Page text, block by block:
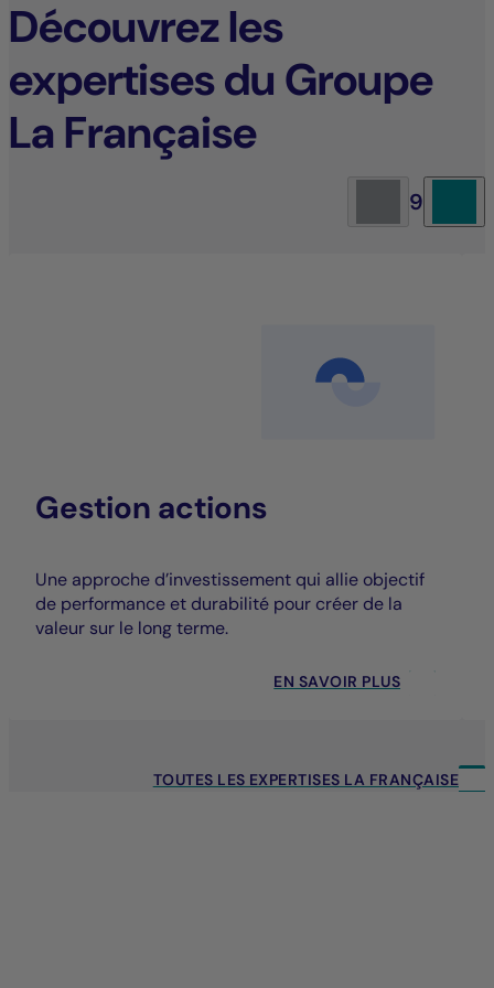
Découvrez les
expertises du Groupe
La Française
9
Gestion actions
Une approche d’investissement qui allie objectif
de performance et durabilité pour créer de la
valeur sur le long terme.
EN SAVOIR PLUS
TOUTES LES EXPERTISES LA FRANÇAISE